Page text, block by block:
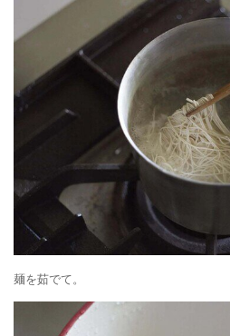
麺を茹でて。